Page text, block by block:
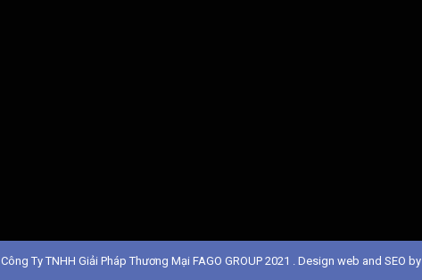
Công Ty TNHH Giải Pháp Thương Mại FAGO GROUP 2021 . Design web and SEO by